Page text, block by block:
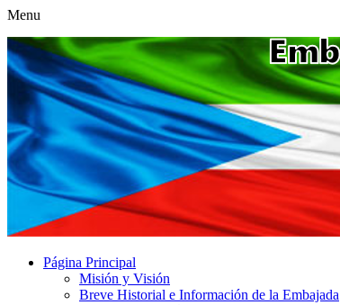
Menu
Página Principal
Misión y Visión
Breve Historial e Información de la Embajada